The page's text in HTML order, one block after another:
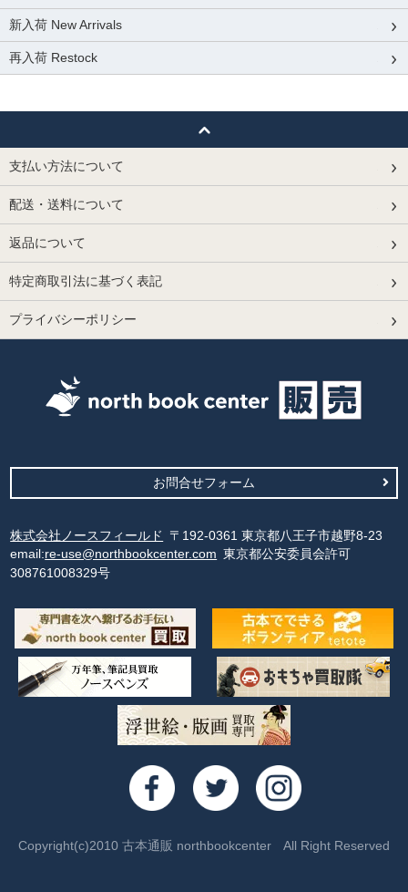
新入荷 New Arrivals
再入荷 Restock
支払い方法について
配送・送料について
返品について
特定商取引法に基づく表記
プライバシーポリシー
お問合せフォーム
株式会社ノースフィールド
〒192-0361 東京都八王子市越野8-23
email:re-use@northbookcenter.com 東京都公安委員会許可
308761008329号
Copyright(c)2010 古本通販 northbookcenter All Right Reserved